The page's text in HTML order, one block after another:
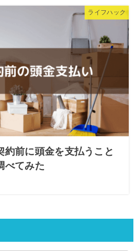
ライフハック
約前に頭金を支払うこと
べてみた